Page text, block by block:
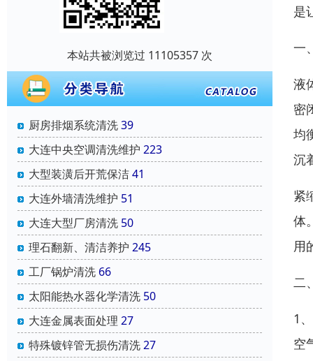
本站共被浏览过 11105357 次
厨房排烟系统清洗39
大连中央空调清洗维护 223
大型装潢后开荒保洁41
大连外墙清洗维护 51
大连大型厂房清洗 50
理石翻新、清洁养护 245
工厂锅炉清洗 66
太阳能热水器化学清洗 50
大连金属表面处理 27
特殊镀锌管无损伤清洗27
是
一
液
密
均
沉
紧
体
用
二
1
空